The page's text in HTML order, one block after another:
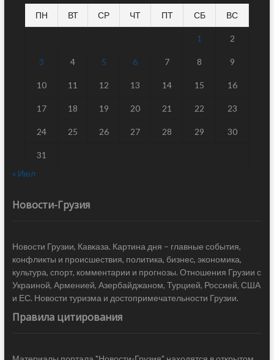
ПН ВТ СР ЧТ ПТ СБ ВС
1 2
3 4 5 6 7 8 9
10 11 12 13 14 15 16
17 18 19 20 21 22 23
24 25 26 27 28 29 30
31
« Июл
Новости-Грузия
Новости Грузии, Кавказа. Картина дня – главные события,
конфликты и происшествия, политика, бизнес, экономика,
культура, спорт, комментарии и прогнозы. Отношения Грузии с
Украиной, Арменией, Азербайджаном, Турцией, Россией, США
и ЕС. Новости туризма и достопримечательности Грузии.
Правила цитирования